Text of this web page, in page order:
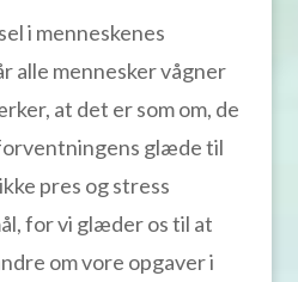
i menneskenes
alle mennesker vågner
at det er som om, de
glæde til
pres og stress
for vi glæder os til at
om vore opgaver i